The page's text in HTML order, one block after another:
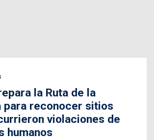
la Ruta de la
para reconocer sitios
violaciones de
humanos